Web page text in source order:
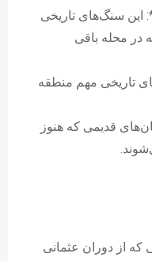
سنگ‌های تاریخی
در محله باقی
تاریخی مهم منطقه
قدیمی که هنوز
که از دوران عثمانی